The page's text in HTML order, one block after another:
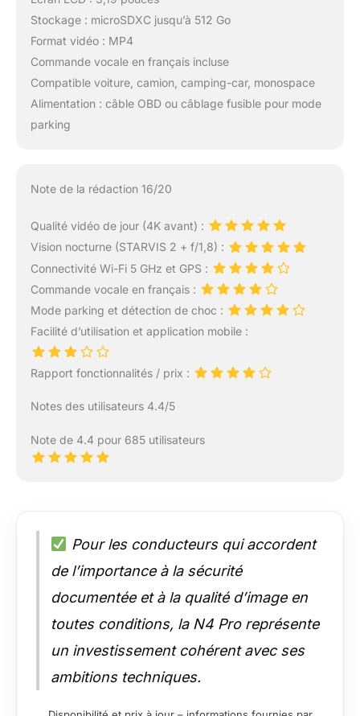
Stockage : microSDXC jusqu’à 512 Go
Format vidéo : MP4
Commande vocale en français incluse
Compatible voiture, camion, camping-car, monospace
Alimentation : câble OBD ou câblage fusible pour mode
parking
Note de la rédaction 16/20
Qualité vidéo de jour (4K avant) :
Vision nocturne (STARVIS 2 + f/1,8) :
Connectivité Wi-Fi 5 GHz et GPS :
Commande vocale en français :
Mode parking et détection de choc :
Facilité d’utilisation et application mobile :
Rapport fonctionnalités / prix :
Notes des utilisateurs 4.4/5
Note de 4.4 pour 685 utilisateurs
Pour les conducteurs qui accordent
de l’importance à la sécurité
documentée et à la qualité d’image en
toutes conditions, la N4 Pro représente
un investissement cohérent avec ses
ambitions techniques.